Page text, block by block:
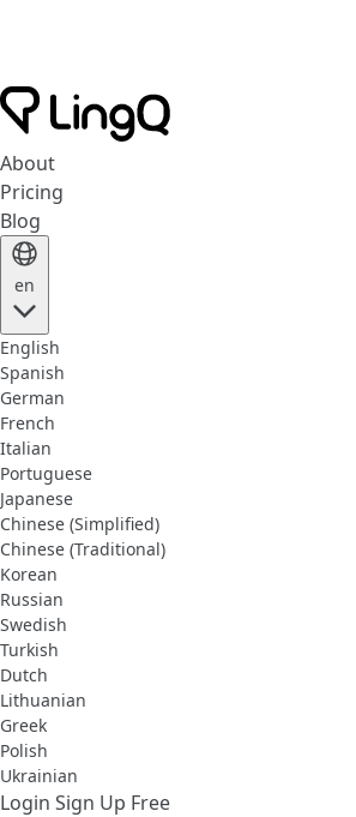
About
Pricing
Blog
en
English
Spanish
German
French
Italian
Portuguese
Japanese
Chinese (Simplified)
Chinese (Traditional)
Korean
Russian
Swedish
Turkish
Dutch
Lithuanian
Greek
Polish
Ukrainian
Login Sign Up Free